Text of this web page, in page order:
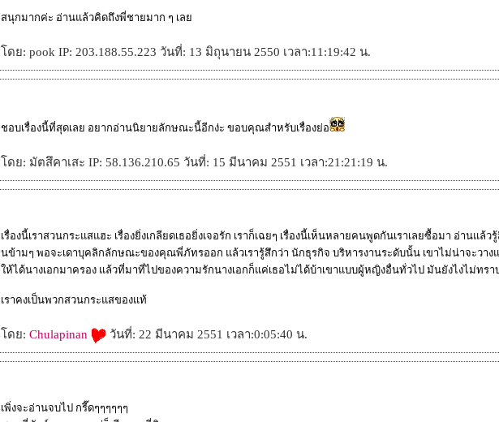
สนุกมากค่ะ อ่านแล้วคิดถึงพี่ชายมาก ๆ เล
ดย: pook IP: 203.188.55.223 วันที่: 13 มิถุนายน 2550 เวลา:11:19:42 น.
ชอบเรื่องนี้ที่สุดเลย อยากอ่านนิยายลักษณะนี้อีกง่ะ ขอบคุณสำหรับเรื่องย่อ
ดย: มัตสึคาเสะ IP: 58.136.210.65 วันที่: 15 มีนาคม 2551 เวลา:21:21:19 น.
เรื่องนี้เราสวนกระแสแฮะ เรื่องยิ่งเกลียดเธอยิ่งเจอรัก เราก็เฉยๆ เรื่องนี้เห็นหลายคนพูดกันเราเลยซื้อมา อ่านแล้ว
นข้ามๆ พอจะเดาบุคลิกลักษณะของคุณพี่ภัทรออก แล้วเรารู้สึกว่า นักธุรกิจ บริหารงานระดับนั้น เขาไม่น่าจะวาง
ห้ได้นางเอกมาครอง แล้วที่มาที่ไปของความรักนางเอกก็แค่เธอไม่ได้บ้าเขาแบบผู้หญิงอื่นทั่วไป มันยังไงไม่ทรา
เราคงเป็นพวกสวนกระแสของแท้
ดย: Chulapinan วันที่: 22 มีนาคม 2551 เวลา:0:05:40 น.
เพิ่งจะอ่านจบไป กรี๊ดๆๆๆๆๆๆ